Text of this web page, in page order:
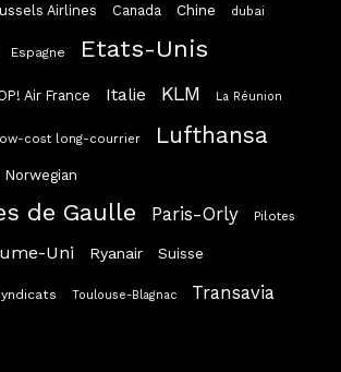
Airlines Canada Chine dubai
Espagne Etats-Unis
Air France Italie KLM La Réunion
cost long-courrier Lufthansa
Norwegian
de Gaulle Paris-Orly Pilotes
Uni Ryanair Suisse
Toulouse-Blagnac Transavia